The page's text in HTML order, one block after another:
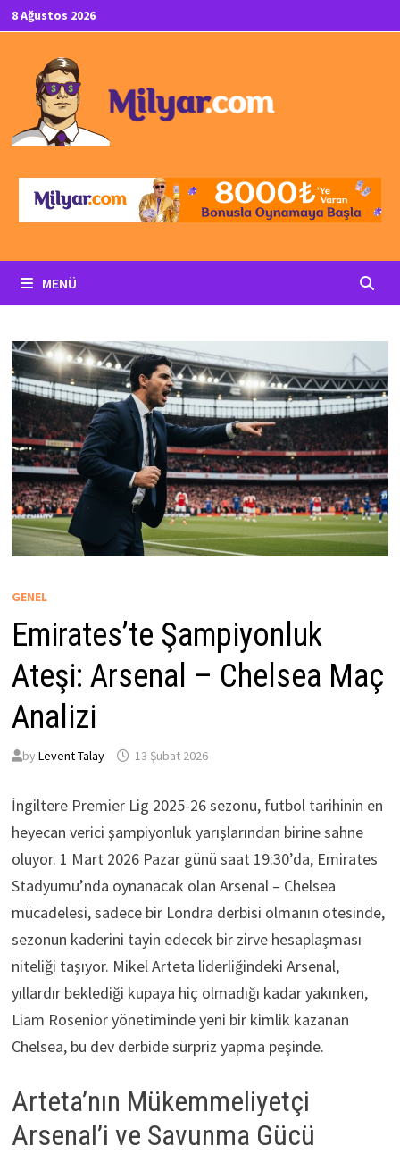
İçeriğe
geç
8 Ağustos 2026
MENÜ
GENEL
Emirates’te Şampiyonluk
Ateşi: Arsenal – Chelsea Maç
Analizi
by Levent Talay 13 Şubat 2026
İngiltere Premier Lig 2025-26 sezonu, futbol tarihinin en
heyecan verici şampiyonluk yarışlarından birine sahne
oluyor. 1 Mart 2026 Pazar günü saat 19:30’da, Emirates
Stadyumu’nda oynanacak olan Arsenal – Chelsea
mücadelesi, sadece bir Londra derbisi olmanın ötesinde,
sezonun kaderini tayin edecek bir zirve hesaplaşması
niteliği taşıyor. Mikel Arteta liderliğindeki Arsenal,
yıllardır beklediği kupaya hiç olmadığı kadar yakınken,
Liam Rosenior yönetiminde yeni bir kimlik kazanan
Chelsea, bu dev derbide sürpriz yapma peşinde.
Arteta’nın Mükemmeliyetçi
Arsenal’i ve Savunma Gücü